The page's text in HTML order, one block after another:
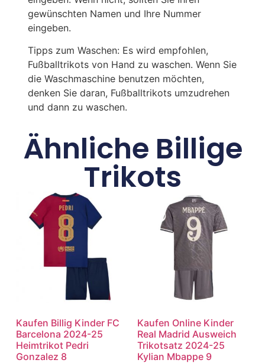
gewünschten Namen und Ihre Nummer
eingeben.
Tipps zum Waschen: Es wird empfohlen,
Fußballtrikots von Hand zu waschen. Wenn Sie
die Waschmaschine benutzen möchten,
denken Sie daran, Fußballtrikots umzudrehen
und dann zu waschen.
Ähnliche Billige
Trikots
Kaufen Billig Kinder FC
Barcelona 2024-25
Heimtrikot Pedri
Gonzalez 8
Kaufen Online Kinder
Real Madrid Ausweich
Trikotsatz 2024-25
Kylian Mbappe 9